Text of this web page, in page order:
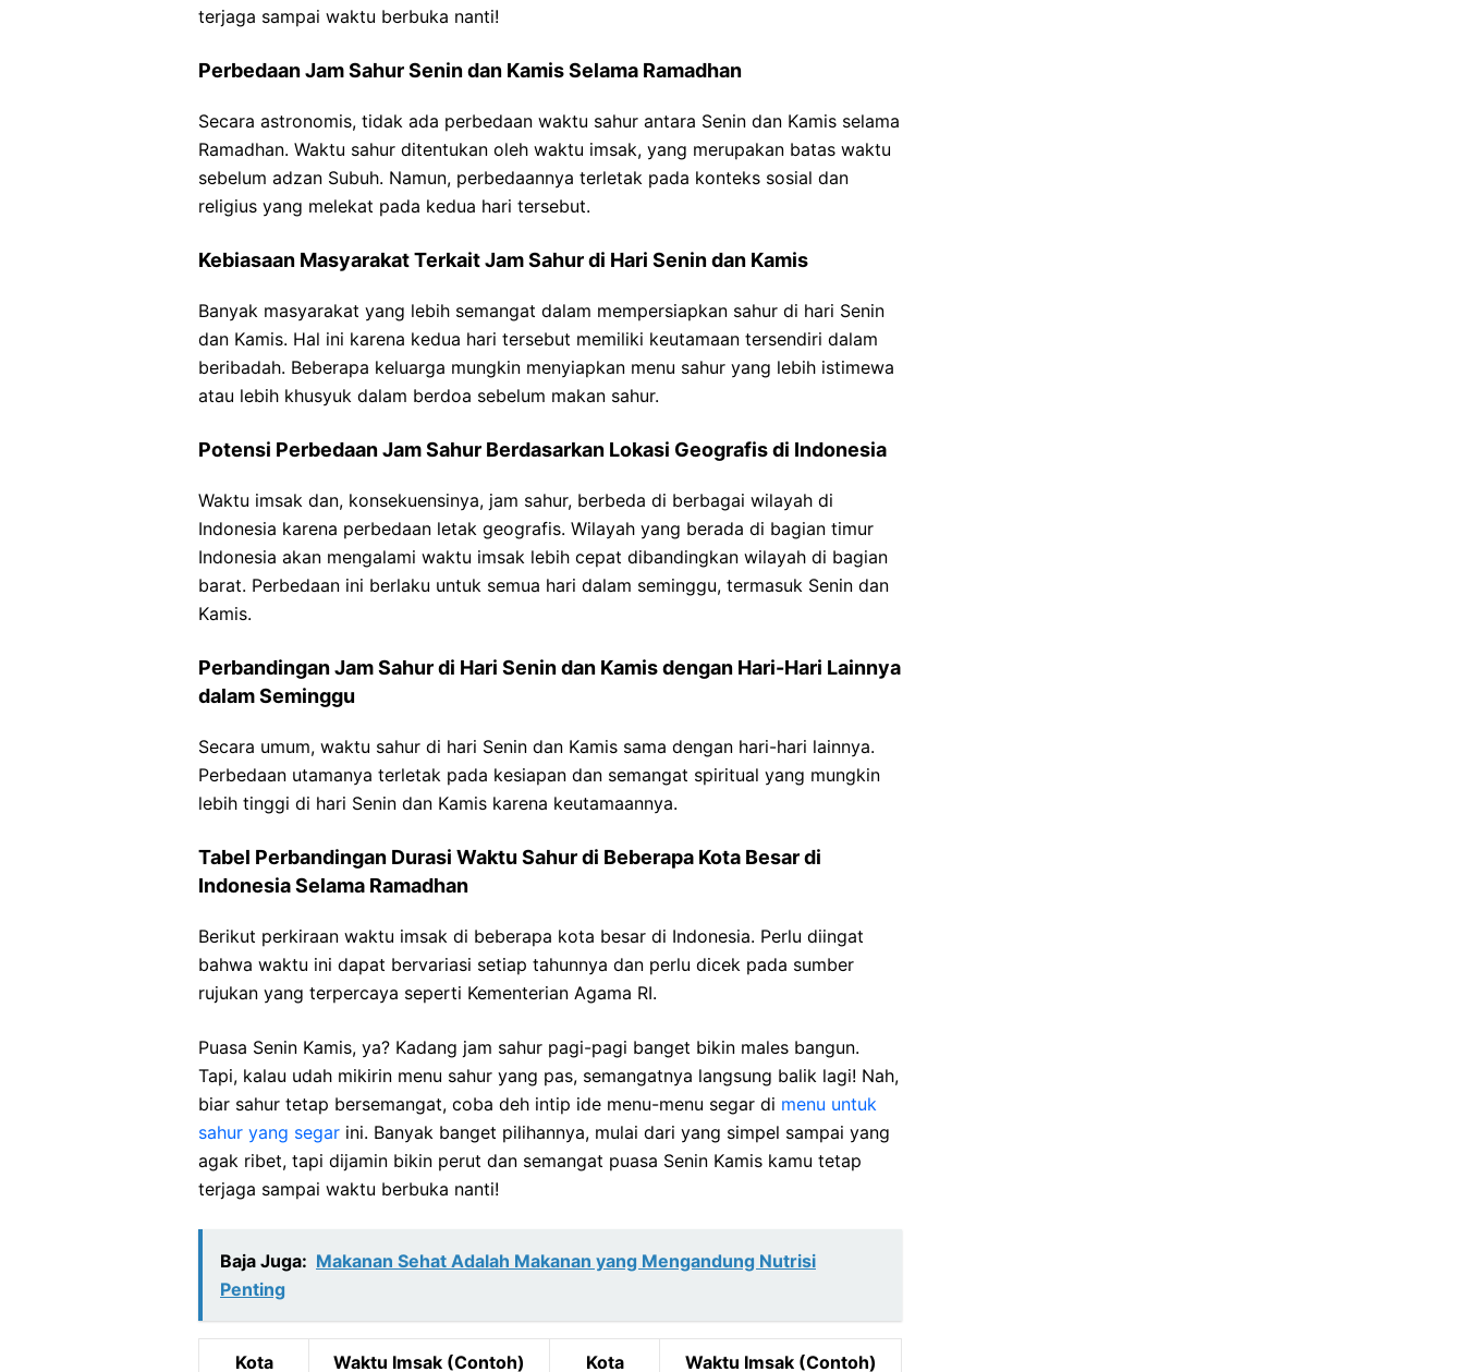
terjaga sampai waktu berbuka nanti!
Perbedaan Jam Sahur Senin dan Kamis Selama Ramadhan
Secara astronomis, tidak ada perbedaan waktu sahur antara Senin dan Kamis selama
Ramadhan. Waktu sahur ditentukan oleh waktu imsak, yang merupakan batas waktu
sebelum adzan Subuh. Namun, perbedaannya terletak pada konteks sosial dan
religius yang melekat pada kedua hari tersebut.
Kebiasaan Masyarakat Terkait Jam Sahur di Hari Senin dan Kamis
Banyak masyarakat yang lebih semangat dalam mempersiapkan sahur di hari Senin
dan Kamis. Hal ini karena kedua hari tersebut memiliki keutamaan tersendiri dalam
beribadah. Beberapa keluarga mungkin menyiapkan menu sahur yang lebih istimewa
atau lebih khusyuk dalam berdoa sebelum makan sahur.
Potensi Perbedaan Jam Sahur Berdasarkan Lokasi Geografis di Indonesia
Waktu imsak dan, konsekuensinya, jam sahur, berbeda di berbagai wilayah di
Indonesia karena perbedaan letak geografis. Wilayah yang berada di bagian timur
Indonesia akan mengalami waktu imsak lebih cepat dibandingkan wilayah di bagian
barat. Perbedaan ini berlaku untuk semua hari dalam seminggu, termasuk Senin dan
Kamis.
Perbandingan Jam Sahur di Hari Senin dan Kamis dengan Hari-Hari Lainnya
dalam Seminggu
Secara umum, waktu sahur di hari Senin dan Kamis sama dengan hari-hari lainnya.
Perbedaan utamanya terletak pada kesiapan dan semangat spiritual yang mungkin
lebih tinggi di hari Senin dan Kamis karena keutamaannya.
Tabel Perbandingan Durasi Waktu Sahur di Beberapa Kota Besar di
Indonesia Selama Ramadhan
Berikut perkiraan waktu imsak di beberapa kota besar di Indonesia. Perlu diingat
bahwa waktu ini dapat bervariasi setiap tahunnya dan perlu dicek pada sumber
rujukan yang terpercaya seperti Kementerian Agama RI.
Puasa Senin Kamis, ya? Kadang jam sahur pagi-pagi banget bikin males bangun.
Tapi, kalau udah mikirin menu sahur yang pas, semangatnya langsung balik lagi! Nah,
biar sahur tetap bersemangat, coba deh intip ide menu-menu segar di menu untuk
sahur yang segar ini. Banyak banget pilihannya, mulai dari yang simpel sampai yang
agak ribet, tapi dijamin bikin perut dan semangat puasa Senin Kamis kamu tetap
terjaga sampai waktu berbuka nanti!
Baja Juga: Makanan Sehat Adalah Makanan yang Mengandung Nutrisi
Penting
Kota Waktu Imsak (Contoh) Kota Waktu Imsak (Contoh)